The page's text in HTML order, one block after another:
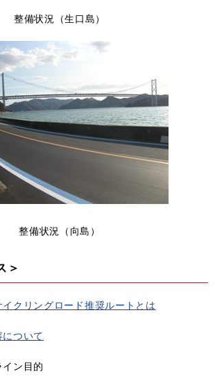
整備状況（生口島）
整備状況（向島）
＞
クリングロード推奨ルートとは
ついて
ン目的